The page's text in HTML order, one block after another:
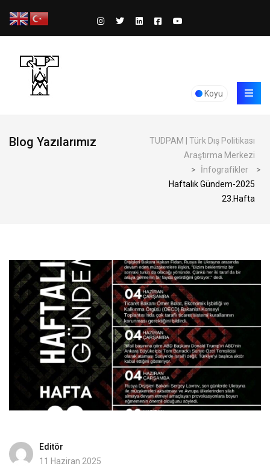
Koyu
Blog Yazılarımız
TUDPAM | Türk Dış Politikası
Araştırma Merkezi
>
İnfografikler
>
Haftalık Gündem-2025
23.Hafta
Editör
11 Haziran 2025